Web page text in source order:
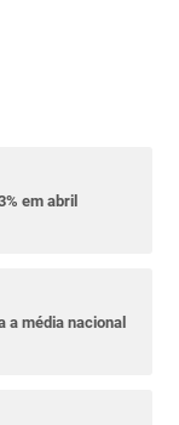
em abril
a média nacional